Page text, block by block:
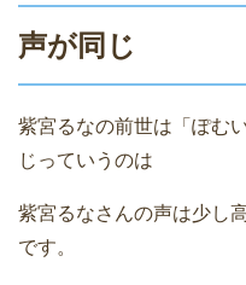
声が同じ
紫宮るなの前世は「ぽむ
じっていうのは
紫宮るなさんの声は少し
です。